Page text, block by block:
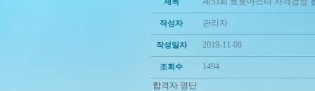
작성자 관리자
작성일자 2019-11-08
조회수
1494
합격자 명단